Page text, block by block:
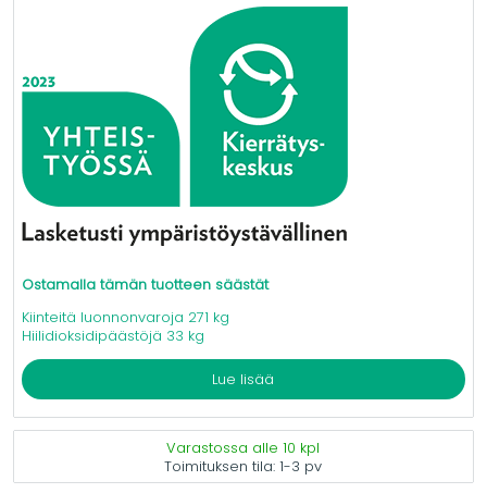
Ostamalla tämän tuotteen säästät
Kiinteitä luonnonvaroja 271 kg
Hiilidioksidipäästöjä 33 kg
Lue lisää
Varastossa alle 10 kpl
Toimituksen tila:1-3 pv